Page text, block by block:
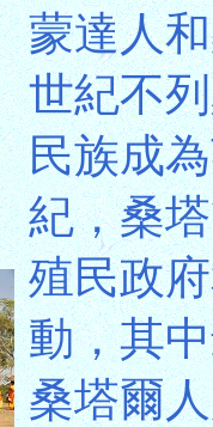
蒙達人
世紀不
民族成
紀，桑
殖民政
動，其
桑塔爾